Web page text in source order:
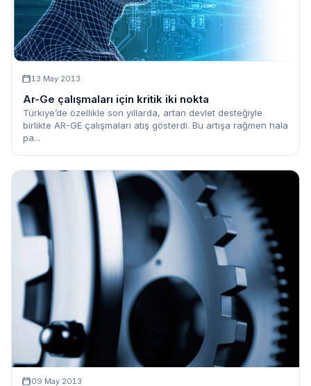
13 May 2013
Ar-Ge çalışmaları için kritik iki nokta
Türkiye’de özellikle son yıllarda, artan devlet desteğiyle
birlikte AR-GE çalışmaları atış gösterdi. Bu artışa rağmen hala
pa...
09 May 2013